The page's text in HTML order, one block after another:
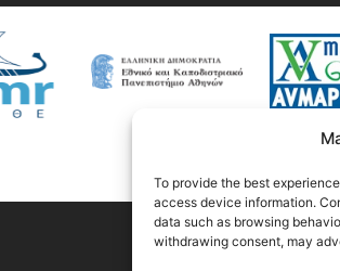
To provide the best
access device information.
data such as browsing
withdrawing consent, may